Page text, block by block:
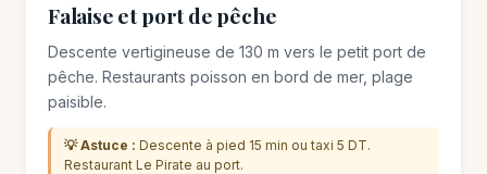
Falaise et port de pêche
Descente vertigineuse de 130 m vers le petit port de
pêche. Restaurants poisson en bord de mer, plage
paisible.
💡 Astuce : Descente à pied 15 min ou taxi 5 DT.
Restaurant Le Pirate au port.